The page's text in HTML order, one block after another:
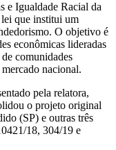
e Igualdade Racial da
que institui um
O objetivo é
econômicas lideradas
comunidades
nacional.
pela relatora,
o projeto original
(SP) e outras três
18, 304/19 e